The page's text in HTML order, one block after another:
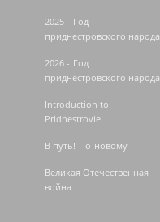
2025 - Год
приднестровского народа
2026 - Год
приднестровского народа
Introduction to
Pridnestrovie
В путь! По-новому
Великая Отечественная
война